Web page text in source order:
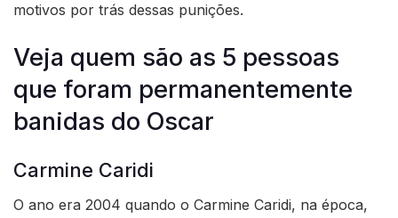
motivos por trás dessas punições.
Veja quem são as 5 pessoas
que foram permanentemente
banidas do Oscar
Carmine Caridi
O ano era 2004 quando o Carmine Caridi, na época,